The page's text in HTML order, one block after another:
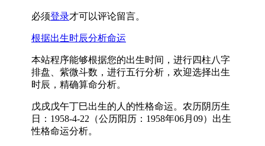
必须登录才可以评论留言。
根据出生时辰分析命运
本站程序能够根据您的出生时间，进行四柱八字
排盘、紫微斗数，进行五行分析，欢迎选择出生
时辰，精确算命分析。
戊戌戊午丁巳出生的人的性格命运。农历阴历生
日：1958-4-22（公历阳历：1958年06月09）出生
性格命运分析。